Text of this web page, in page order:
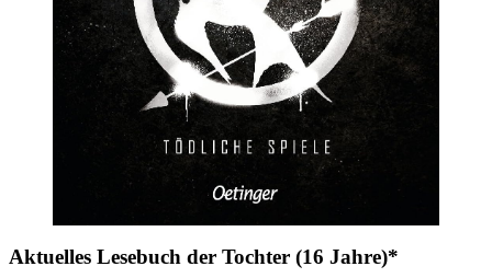
Aktuelles Lesebuch der Tochter (16 Jahre)*